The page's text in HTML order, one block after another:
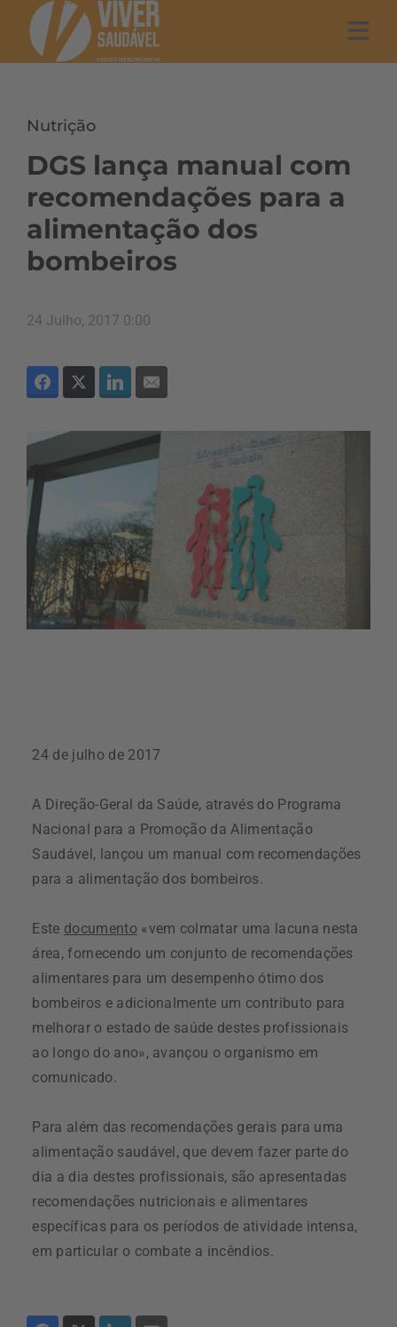
Nutrição
DGS lança manual com
recomendações para a
alimentação dos
bombeiros
24 Julho, 2017 0:00
24 de julho de 2017
A Direção-Geral da Saúde, através do Programa
Nacional para a Promoção da Alimentação
Saudável, lançou um manual com recomendações
para a alimentação dos bombeiros.
Este documento«vem colmatar uma lacuna nesta
área, fornecendo um conjunto de recomendações
alimentares para um desempenho ótimo dos
bombeiros e adicionalmente um contributo para
melhorar o estado de saúde destes profissionais
ao longo do ano», avançou o organismo em
comunicado.
Para além das recomendações gerais para uma
alimentação saudável, que devem fazer parte do
dia a dia destes profissionais, são apresentadas
recomendações nutricionais e alimentares
específicas para os períodos de atividade intensa,
em particular o combate a incêndios.